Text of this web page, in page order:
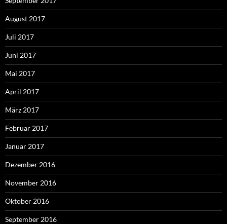
August 2017
Juli 2017
Juni 2017
Mai 2017
April 2017
März 2017
Februar 2017
Januar 2017
Dezember 2016
November 2016
Oktober 2016
September 2016